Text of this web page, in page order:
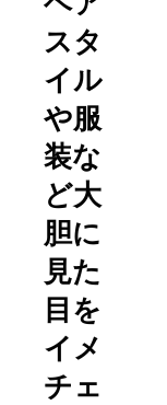
スタ
イル
や服
装な
ど大
胆に
見た
目を
イメ
チェ